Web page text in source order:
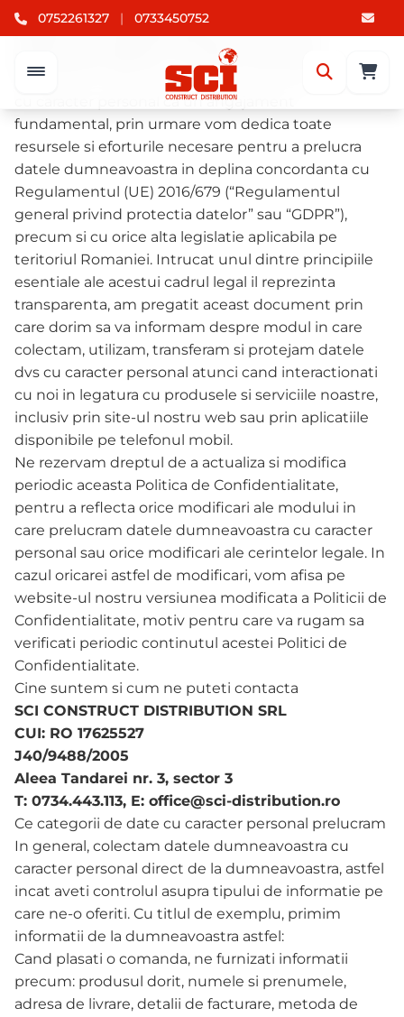
0752261327 | 0733450752
Politica de G.D.P.R
Politica de Confidentialitate cu privire la
prelucrarea datelor cu caracter personal
Consideram asigurarea dreptului la protectia datelor
cu caracter personal ca un angajament
fundamental, prin urmare vom dedica toate
resursele si eforturile necesare pentru a prelucra
datele dumneavoastra in deplina concordanta cu
Regulamentul (UE) 2016/679 (“Regulamentul
general privind protectia datelor” sau “GDPR”),
precum si cu orice alta legislatie aplicabila pe
teritoriul Romaniei. Intrucat unul dintre principiile
esentiale ale acestui cadrul legal il reprezinta
transparenta, am pregatit aceast document prin
care dorim sa va informam despre modul in care
colectam, utilizam, transferam si protejam datele
dvs cu caracter personal atunci cand interactionati
cu noi in legatura cu produsele si serviciile noastre,
inclusiv prin site-ul nostru web sau prin aplicatiile
disponibile pe telefonul mobil.
Ne rezervam dreptul de a actualiza si modifica
periodic aceasta Politica de Confidentialitate,
pentru a reflecta orice modificari ale modului in
care prelucram datele dumneavoastra cu caracter
personal sau orice modificari ale cerintelor legale. In
cazul oricarei astfel de modificari, vom afisa pe
website-ul nostru versiunea modificata a Politicii de
Confidentialitate, motiv pentru care va rugam sa
verificati periodic continutul acestei Politici de
Confidentialitate.
Cine suntem si cum ne puteti contacta
SCI CONSTRUCT DISTRIBUTION SRL
CUI: RO 17625527
J40/9488/2005
Aleea Tandarei nr. 3, sector 3
T: 0734.443.113, E: office@sci-distribution.ro
Ce categorii de date cu caracter personal prelucram
In general, colectam datele dumneavoastra cu
caracter personal direct de la dumneavoastra, astfel
incat aveti controlul asupra tipului de informatie pe
care ne-o oferiti. Cu titlul de exemplu, primim
informatii de la dumneavoastra astfel:
Cand plasati o comanda, ne furnizati informatii
precum: produsul dorit, numele si prenumele,
adresa de livrare, detalii de facturare, metoda de